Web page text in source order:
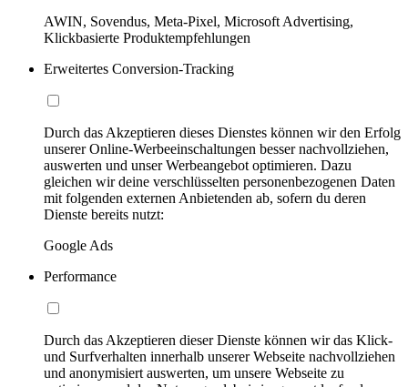
AWIN, Sovendus, Meta-Pixel, Microsoft Advertising,
Klickbasierte Produktempfehlungen
Erweitertes Conversion-Tracking
Durch das Akzeptieren dieses Dienstes können wir den Erfolg
unserer Online-Werbeeinschaltungen besser nachvollziehen,
auswerten und unser Werbeangebot optimieren. Dazu
gleichen wir deine verschlüsselten personenbezogenen Daten
mit folgenden externen Anbietenden ab, sofern du deren
Dienste bereits nutzt:
Google Ads
Performance
Durch das Akzeptieren dieser Dienste können wir das Klick-
und Surfverhalten innerhalb unserer Webseite nachvollziehen
und anonymisiert auswerten, um unsere Webseite zu